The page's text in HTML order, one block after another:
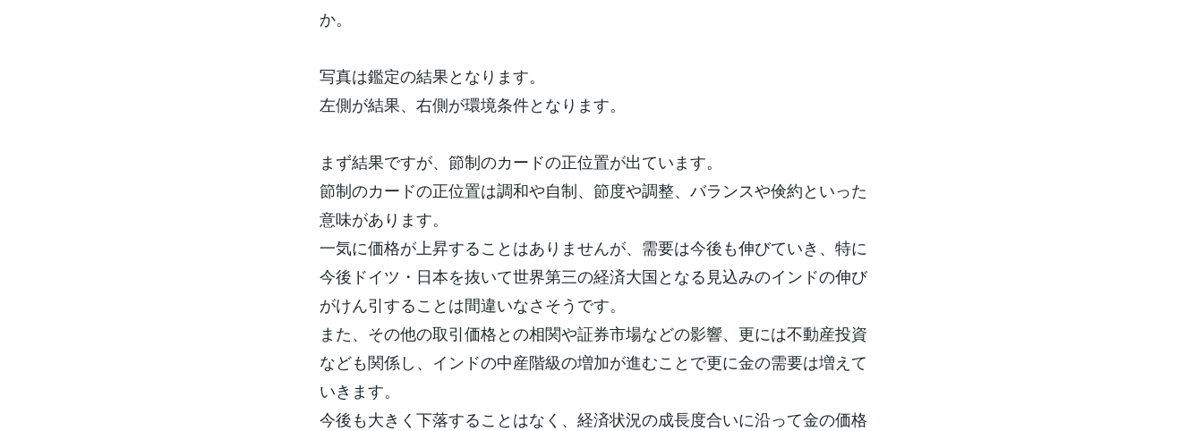
か。
写真は鑑定の結果となります。
左側が結果、右側が環境条件となります。
まず結果ですが、節制のカードの正位置が出ています。
節制のカードの正位置は調和や自制、節度や調整、バランスや倹約といった
意味があります。
一気に価格が上昇することはありませんが、需要は今後も伸びていき、特に
今後ドイツ・日本を抜いて世界第三の経済大国となる見込みのインドの伸び
がけん引することは間違いなさそうです。
また、その他の取引価格との相関や証券市場などの影響、更には不動産投資
なども関係し、インドの中産階級の増加が進むことで更に金の需要は増えて
いきます。
今後も大きく下落することはなく、経済状況の成長度合いに沿って金の価格